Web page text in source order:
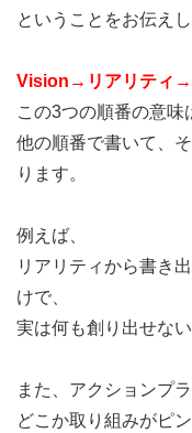
ということをお伝え
Vision→リアリティ→
この3つの順番の意味
他の順番で書いて、
ります。
例えば、
リアリティから書き
けで、
実は何も創り出せな
また、アクションプ
どこか取り組みがピ